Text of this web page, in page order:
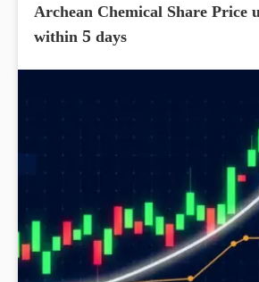
Archean Chemical Share Price
within 5 days